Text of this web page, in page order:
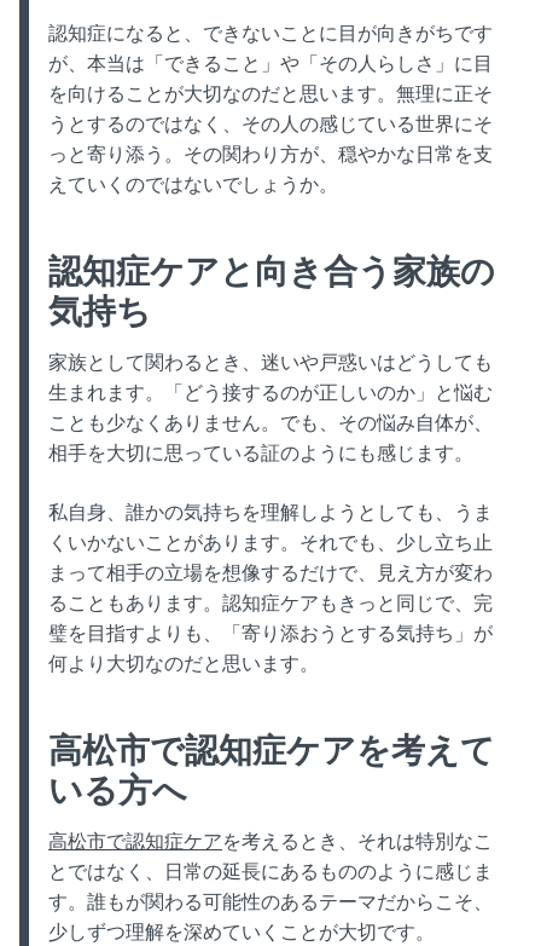
認知症になると、できないことに目が向きがちです
が、本当は「できること」や「その人らしさ」に目
を向けることが大切なのだと思います。無理に正そ
うとするのではなく、その人の感じている世界にそ
っと寄り添う。その関わり方が、穏やかな日常を支
えていくのではないでしょうか。
認知症ケアと向き合う家族の
気持ち
家族として関わるとき、迷いや戸惑いはどうしても
生まれます。「どう接するのが正しいのか」と悩む
ことも少なくありません。でも、その悩み自体が、
相手を大切に思っている証のようにも感じます。
私自身、誰かの気持ちを理解しようとしても、うま
くいかないことがあります。それでも、少し立ち止
まって相手の立場を想像するだけで、見え方が変わ
ることもあります。認知症ケアもきっと同じで、完
璧を目指すよりも、「寄り添おうとする気持ち」が
何より大切なのだと思います。
高松市で認知症ケアを考えて
いる方へ
高松市で認知症ケアを考えるとき、それは特別なこ
とではなく、日常の延長にあるもののように感じま
す。誰もが関わる可能性のあるテーマだからこそ、
少しずつ理解を深めていくことが大切です。